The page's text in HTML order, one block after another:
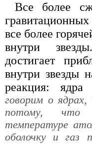
Все более
все более
внутри
достигает
внутри звезды
реакция:
говорим о
потому, что
температуре
оболочку и газ